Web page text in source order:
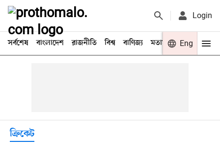
Login
সর্বশেষ বাংলাদেশ রাজনীতি বিশ্ব বাণিজ্য মতামত খেলা
Eng
ক্রিকেট